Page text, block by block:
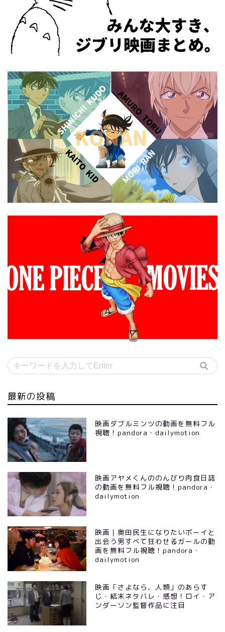
最新の投稿
映画ダブルミンツの動画を無料フル
視聴！pandora・dailymotion
映画アヤメくんののんびり肉食日誌
の動画を無料フル視聴！pandora・
dailymotion
映画｜奥田民生になりたいボーイと
出会う男すべて狂わせるガールの動
画を無料フル視聴！pandora・
dailymotion
映画「さよなら、人類」のあらす
じ・結末ネタバレ・感想！ロイ・ア
ンダーソン監督作品に注目